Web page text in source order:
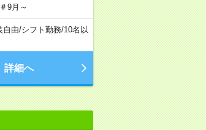
9月～
自由/シフト勤務/10名以
詳細へ